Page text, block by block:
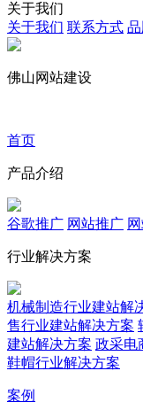
关于我们
关于我们 联系方式
佛山网站建设
首页
产品介绍
谷歌推广 网站推广
行业解决方案
机械制造行业建站解
售行业建站解决方案
建站解决方案 政采电
鞋帽行业解决方案
案例